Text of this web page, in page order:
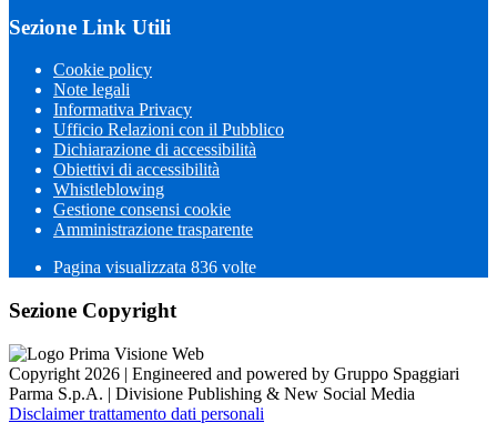
Sezione Link Utili
Cookie policy
Note legali
Informativa Privacy
Ufficio Relazioni con il Pubblico
Dichiarazione di accessibilità
Obiettivi di accessibilità
Whistleblowing
Gestione consensi cookie
Amministrazione trasparente
Pagina visualizzata 836 volte
Sezione Copyright
Copyright 2026 | Engineered and powered by Gruppo Spaggiari
Parma S.p.A. | Divisione Publishing & New Social Media
Disclaimer trattamento dati personali